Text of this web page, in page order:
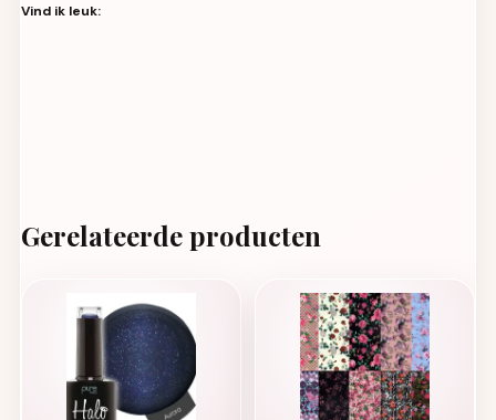
Vind ik leuk:
Gerelateerde producten